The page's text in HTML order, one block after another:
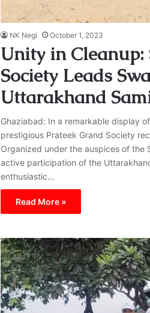
NK Negi October 1, 2023
Unity in Cleanup:
Society Leads
Uttarakhand
Ghaziabad: In a remarkable display
prestigious Prateek Grand Society
Organized under the auspices of the
active participation of the
enthusiastic…
Read More »